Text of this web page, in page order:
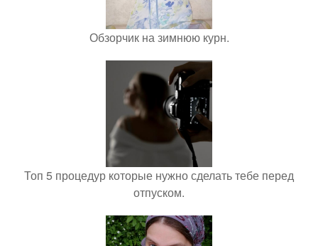
Обзорчик на зимнюю курн.
Топ 5 процедур которые нужно сделать тебе перед
отпуском.